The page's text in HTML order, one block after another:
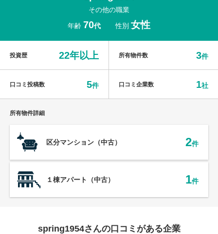
不動産投資会社の評判・口コミ
営業時間：10:00〜19:00(土日祝も営業中) 定休日：水
その他の職業
年齢 70代 性別 女性
投資歴 22年以上 所有物件数 3件
口コミ投稿数 5件 口コミ企業数 1社
所有物件詳細
区分マンション（中古） 2件
１棟アパート（中古） 1件
spring1954さんの口コミがある企業